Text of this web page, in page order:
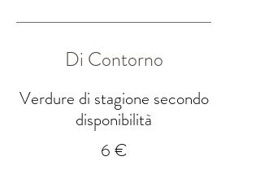
Di Contorno
Verdure di stagione secondo
disponibilità
6 €